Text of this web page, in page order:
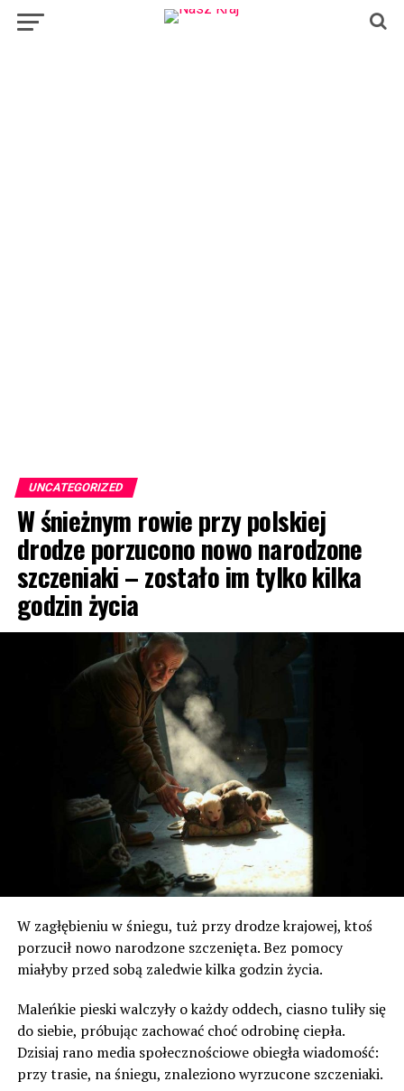
UNCATEGORIZED
W śnieżnym rowie przy polskiej
drodze porzucono nowo narodzone
szczeniaki – zostało im tylko kilka
godzin życia
W zagłębieniu w śniegu, tuż przy drodze krajowej, ktoś
porzucił nowo narodzone szczenięta. Bez pomocy
miałyby przed sobą zaledwie kilka godzin życia.
Maleńkie pieski walczyły o każdy oddech, ciasno tuliły się
do siebie, próbując zachować choć odrobinę ciepła.
Dzisiaj rano media społecznościowe obiegła wiadomość:
przy trasie, na śniegu, znaleziono wyrzucone szczeniaki.